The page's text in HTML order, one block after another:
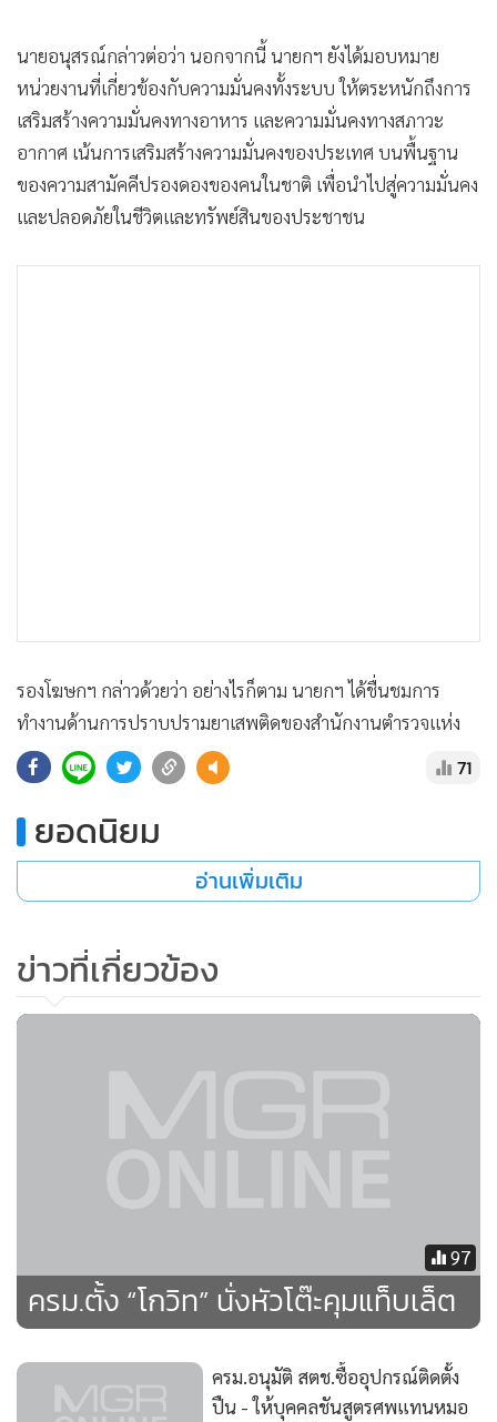
นายอนุสรณ์กล่าวต่อว่า นอกจากนี้ นายกฯ ยังได้มอบหมาย
หน่วยงานที่เกี่ยวข้องกับความมั่นคงทั้งระบบ ให้ตระหนักถึงการ
เสริมสร้างความมั่นคงทางอาหาร และความมั่นคงทางสภาวะ
อากาศ เน้นการเสริมสร้างความมั่นคงของประเทศ บนพื้นฐาน
ของความสามัคคีปรองดองของคนในชาติ เพื่อนำไปสู่ความมั่นคง
และปลอดภัยในชีวิตและทรัพย์สินของประชาชน
รองโฆษกฯ กล่าวด้วยว่า อย่างไรก็ตาม นายกฯ ได้ชื่นชมการ
ทำงานด้านการปราบปรามยาเสพติดของสำนักงานตำรวจแห่ง
ชาติที่ทำงานได้ผลเป็นอย่างดี แต่อยากให้เน้นในส่วนของการ
ทำงานแนวป้องกัน และการเสริมสร้างภูมิคุ้มกันของสังคม ที่จะ
เป็นการแก้ไขปัญหายาเสพติดในระยะยาวอย่างยั่งยืน พร้อมกัน
นี้นายกรัฐมนตรียังได้ขอบคุณกระทรวงศึกษาธิการที่ได้ยืนยันกับ
ที่ประชุมว่า ในวันที่ 23 พฤษภาคม 2555 ที่จะเปิดเทอมในภาค
นักเรียนได้ตามนโยบายของรัฐบาลอย่างแน่นอน
แสดงเพิ่มเติม
71
ยอดนิยม
อ่านเพิ่มเติม
ข่าวที่เกี่ยวข้อง
97
ครม.ตั้ง “โกวิท” นั่งหัวโต๊ะคุมแท็บเล็ต
ครม.อนุมัติ สตช.ซื้ออุปกรณ์ติดตั้ง
ปืน - ให้บุคคลชันสูตรศพแทนหมอ